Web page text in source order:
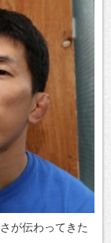
が伝わってきた